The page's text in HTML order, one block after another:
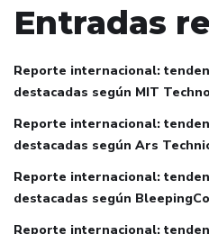
Entradas
Reporte internacional:
destacadas según MIT
Reporte internacional:
destacadas según Ars
Reporte internacional:
destacadas según
Reporte internacional: